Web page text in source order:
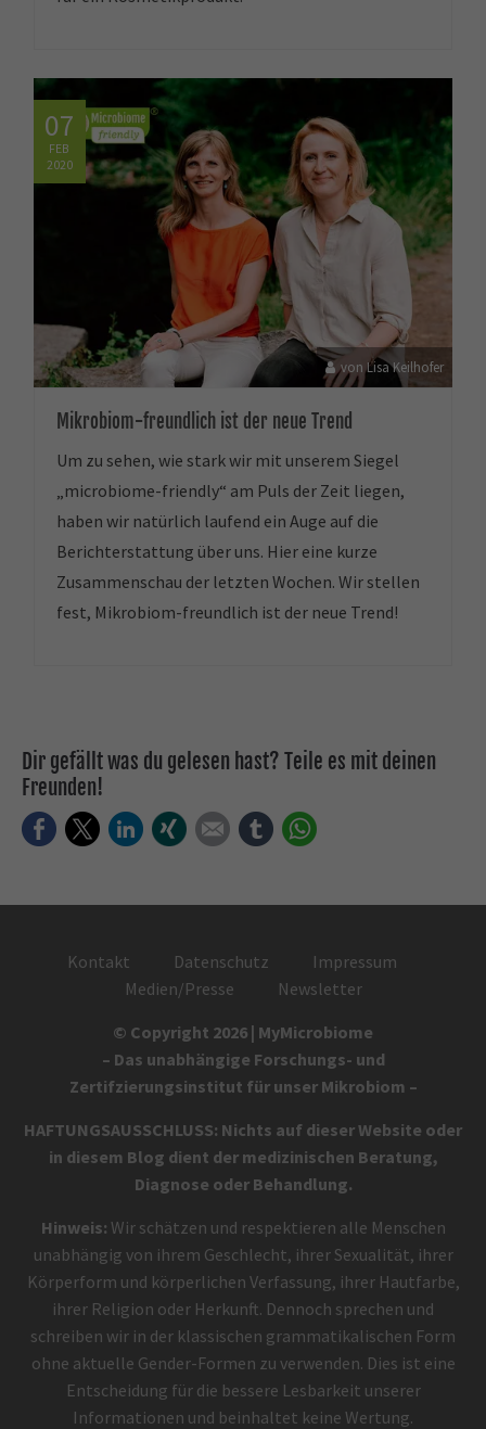
07
FEB
2020
von Lisa Keilhofer
Mikrobiom-freundlich ist der neue Trend
Um zu sehen, wie stark wir mit unserem Siegel
„microbiome-friendly“ am Puls der Zeit liegen,
haben wir natürlich laufend ein Auge auf die
Berichterstattung über uns. Hier eine kurze
Zusammenschau der letzten Wochen. Wir stellen
fest, Mikrobiom-freundlich ist der neue Trend!
Dir gefällt was du gelesen hast? Teile es mit deinen
Freunden!
FacebookTwitterLinkedInXing E-mail tumblr
Kontakt Datenschutz
Impressum
Medien/Presse
Newsletter
© Copyright 2026 | MyMicrobiome
– Das unabhängige Forschungs- und
Zertifzierungsinstitut für unser Mikrobiom –
HAFTUNGSAUSSCHLUSS: Nichts auf dieser Website oder
in diesem Blog dient der medizinischen Beratung,
Diagnose oder Behandlung.
Hinweis: Wir schätzen und respektieren alle Menschen
unabhängig von ihrem Geschlecht, ihrer Sexualität, ihrer
Körperform und körperlichen Verfassung, ihrer Hautfarbe,
ihrer Religion oder Herkunft. Dennoch sprechen und
schreiben wir in der klassischen grammatikalischen Form
ohne aktuelle Gender-Formen zu verwenden. Dies ist eine
Entscheidung für die bessere Lesbarkeit unserer
Informationen und beinhaltet keine Wertung.